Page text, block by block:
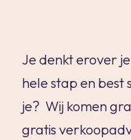
Je denkt erover
hele stap en best
je? Wij komen
gratis